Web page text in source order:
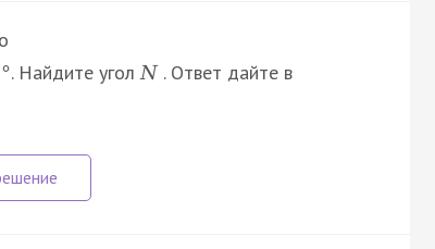
°. Найдите уголN . Ответ дайте в